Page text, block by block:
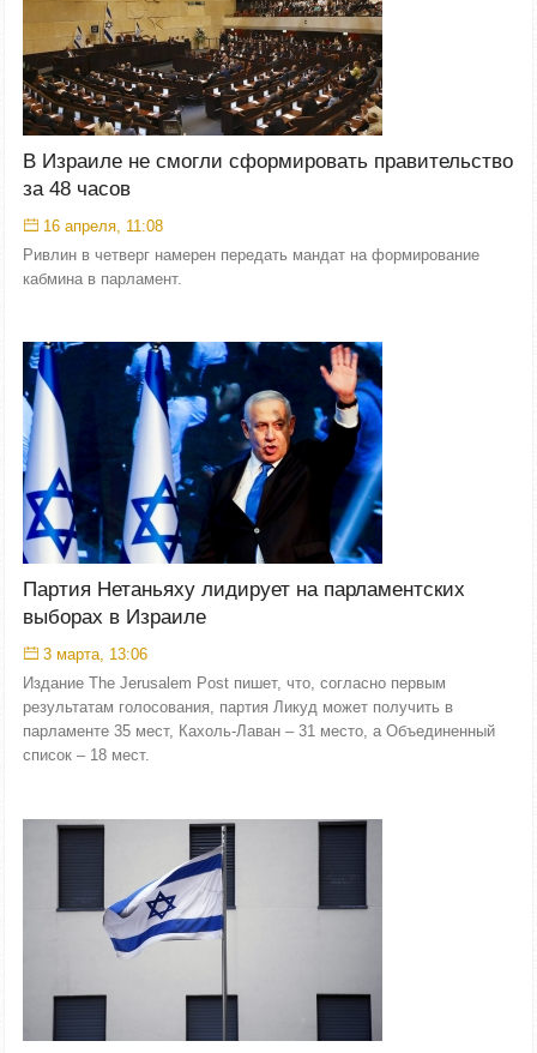
В Израиле не смогли сформировать правительство
за 48 часов
16 апреля, 11:08
Ривлин в четверг намерен передать мандат на формирование
кабмина в парламент.
Партия Нетаньяху лидирует на парламентских
выборах в Израиле
3 марта, 13:06
Издание The Jerusalem Post пишет, что, согласно первым
результатам голосования, партия Ликуд может получить в
парламенте 35 мест, Кахоль-Лаван – 31 место, а Объединенный
список – 18 мест.